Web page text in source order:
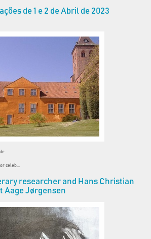
de 1 e 2 de Abril de 2023
celeb...
researcher and Hans Christian
Aage Jørgensen